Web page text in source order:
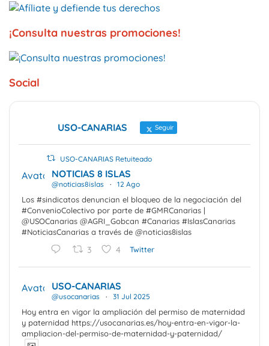
¡Consulta nuestras promociones!
Social
USO-CANARIAS Seguir
USO-CANARIAS Retuiteado
Avatar NOTICIAS 8 ISLAS
@noticias8islas · 12 Ago
Los #sindicatos denuncian el bloqueo de la negociación del
#ConvenioColectivo por parte de #GMRCanarias |
@USOCanarias @AGRI_Gobcan #Canarias #IslasCanarias
#NoticiasCanarias a través de @noticias8islas
3 4 Twitter
Avatar USO-CANARIAS
@usocanarias · 31 Jul 2025
Hoy entra en vigor la ampliación del permiso de maternidad
y paternidad https://usocanarias.es/hoy-entra-en-vigor-la-
ampliacion-del-permiso-de-maternidad-y-paternidad/